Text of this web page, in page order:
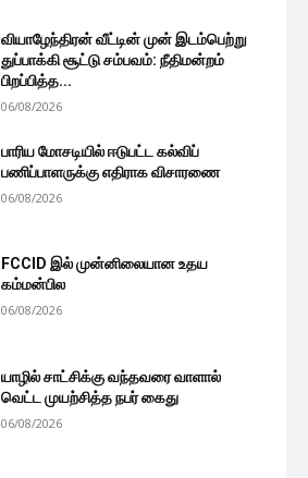
வியாழேந்திரன் வீட்டின் முன் இடம்பெற்று
துப்பாக்கி சூட்டு சம்பவம்: நீதிமன்றம்
பிறப்பித்த...
06/08/2026
பாரிய மோசடியில் ஈடுபட்ட கல்விப்
பணிப்பாளருக்கு எதிராக விசாரணை
06/08/2026
FCCID இல் முன்னிலையான உதய
கம்மன்பில
06/08/2026
யாழில் சாட்சிக்கு வந்தவரை வாளால்
வெட்ட முயற்சித்த நபர் கைது
06/08/2026